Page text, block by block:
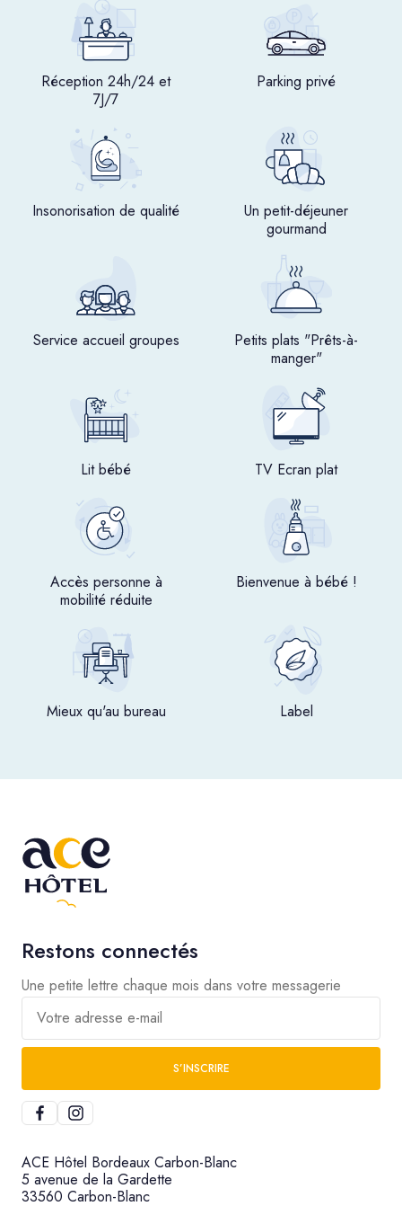
Réception 24h/24 et
7J/7
Parking privé
Insonorisation de qualité
Un petit-déjeuner
gourmand
Service accueil groupes
Petits plats "Prêts-à-
manger"
Lit bébé TV Ecran plat
Accès personne à
mobilité réduite
Bienvenue à bébé !
Mieux qu'au bureau Label
Restons connectés
Une petite lettre chaque mois dans votre messagerie
Votre adresse e-mail
S’INSCRIRE
ACE Hôtel Bordeaux Carbon-Blanc
5 avenue de la Gardette
33560 Carbon-Blanc